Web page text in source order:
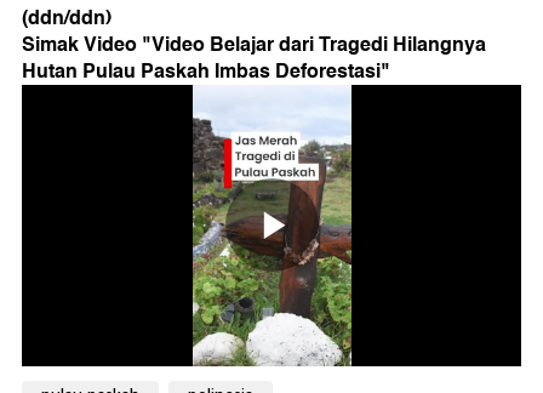
(ddn/ddn)
Simak Video "Video Belajar dari Tragedi Hilangnya
Hutan Pulau Paskah Imbas Deforestasi"